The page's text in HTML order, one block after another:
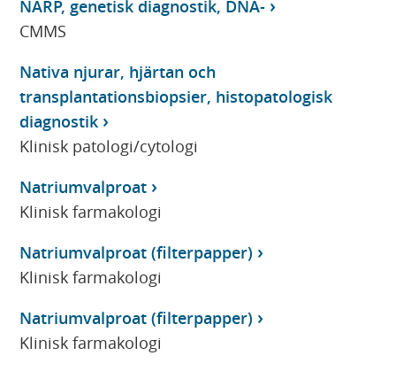
NARP, genetisk diagnostik, DNA-
CMMS
Nativa njurar, hjärtan och
transplantationsbiopsier, histopatologisk
diagnostik
Klinisk patologi/cytologi
Natriumvalproat
Klinisk farmakologi
Natriumvalproat (filterpapper)
Klinisk farmakologi
Natriumvalproat (filterpapper)
Klinisk farmakologi